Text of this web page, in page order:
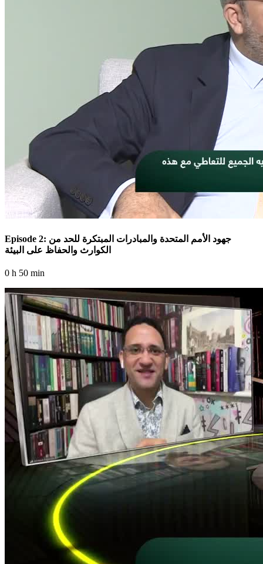
Episode 2: جهود الأمم المتحدة والمبادرات المبتكرة للحد من
الكوارث والحفاظ على البيئة
0 h 50 min